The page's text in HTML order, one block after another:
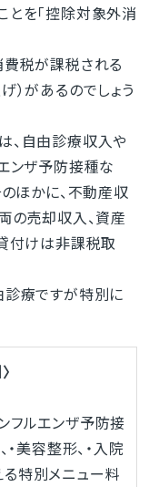
を「控除対象外消
税が課税される
）があるのでしょう
、自由診療収入や
ンザ予防接種な
ほかに、不動産収
の売却収入、資産
付けは非課税取
療ですが特別に
フルエンザ予防接
・美容整形、・入院
特別メニュー料